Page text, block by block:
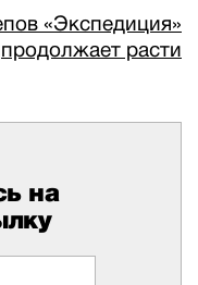
«Экспедиция»
продолжает расти
на